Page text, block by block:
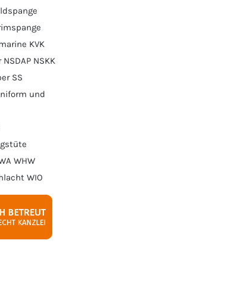
KVK
NSDAP NSKK
SS
und
WHW
WIO